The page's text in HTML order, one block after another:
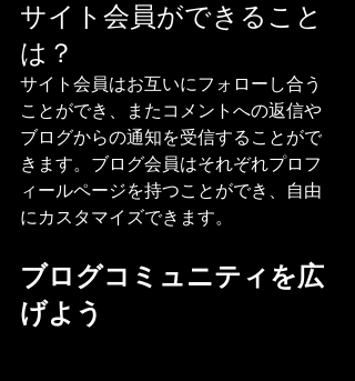
サイト会員ができること
は？
サイト会員はお互いにフォローし合う
ことができ、またコメントへの返信や
ブログからの通知を受信することがで
きます。ブログ会員はそれぞれプロフ
ィールページを持つことができ、自由
にカスタマイズできます。
ブログコミュニティを広
げよう